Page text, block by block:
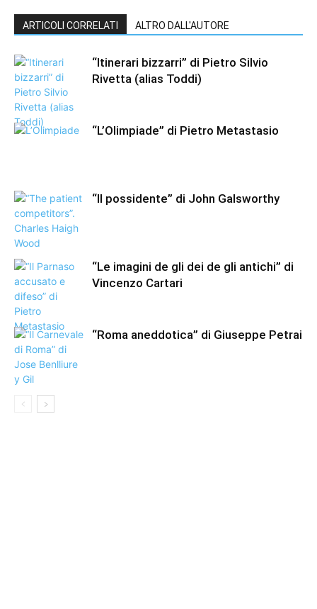
ARTICOLI CORRELATI ALTRO DALL'AUTORE
“Itinerari bizzarri” di Pietro Silvio
Rivetta (alias Toddi)
“L’Olimpiade” di Pietro Metastasio
“Il possidente” di John Galsworthy
“Le imagini de gli dei de gli antichi” di
Vincenzo Cartari
“Roma aneddotica” di Giuseppe Petrai